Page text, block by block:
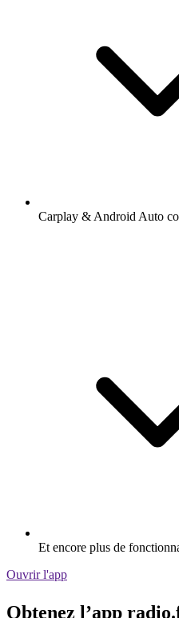
Carplay & Android Auto
Et encore plus de
Ouvrir l'app
Obtenez l’app